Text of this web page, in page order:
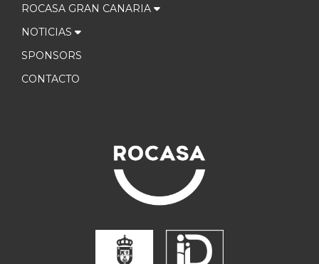
ROCASA GRAN CANARIA
NOTICIAS
SPONSORS
CONTACTO